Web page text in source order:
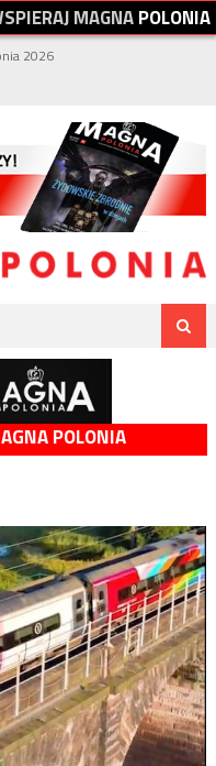
SPIERAJMAGNAPOLONIA
2026
POLONIA